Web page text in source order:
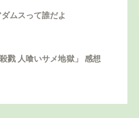
ムスって誰だよ
戮 人喰いサメ地獄」 感想